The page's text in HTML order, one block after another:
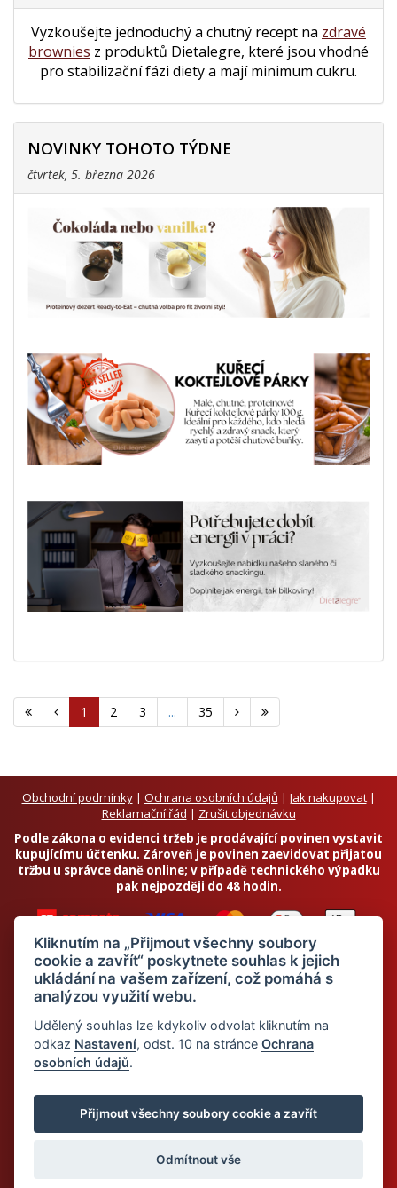
Vyzkoušejte jednoduchý a chutný recept na zdravé
brownies z produktů Dietalegre, které jsou vhodné
pro stabilizační fázi diety a mají minimum cukru.
NOVINKY TOHOTO TÝDNE
čtvrtek, 5. března 2026
1 2 3 ... 35
Obchodní podmínky| Ochrana osobních údajů | Jak nakupovat|
Reklamační řád | Zrušit objednávku
Podle zákona o evidenci tržeb je prodávající povinen vystavit
kupujícímu účtenku. Zároveň je povinen zaevidovat přijatou
tržbu u správce daně online; v případě technického výpadku
pak nejpozději do 48 hodin.
Chci odebírat newsletter
© 2026 Dietalegre - bílkovinná dieta pro zdravé hubnutí
Kliknutím na „Přijmout všechny soubory
cookie a zavřít“ poskytnete souhlas k jejich
ukládání na vašem zařízení, což pomáhá s
analýzou využití webu.
Udělený souhlas lze kdykoliv odvolat kliknutím na
odkaz Nastavení, odst. 10 na stránceOchrana
osobních údajů.
Přijmout všechny soubory cookie a zavřít
Odmítnout vše